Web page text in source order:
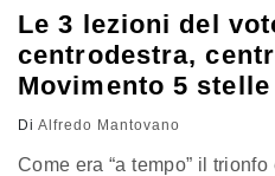
Le 3 lezioni del
centrodestra,
Movimento 5 stelle
Di Alfredo Mantovano
Come era “a tempo” il